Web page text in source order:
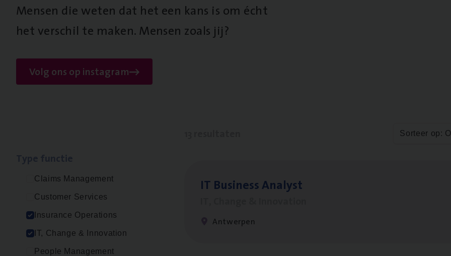
Mensen die weten dat het een kans is om écht
het verschil te maken. Mensen zoals jij?
Volg ons op instagram
Claims Management
Customer Services
Insurance Operations
IT, Change & Innovation
People Management
Sorteer op:
IT Busi­ness Analyst
Antwerpen